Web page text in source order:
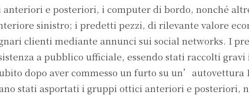
e posteriori, i computer di bordo, nonché
sinistro; i predetti pezzi, di rilevante valore
clienti mediante annunci sui social networks. I
a pubblico ufficiale, essendo stati raccolti
dopo aver commesso un furto su un’autovettura
stati asportati i gruppi ottici anteriori e posteriori,